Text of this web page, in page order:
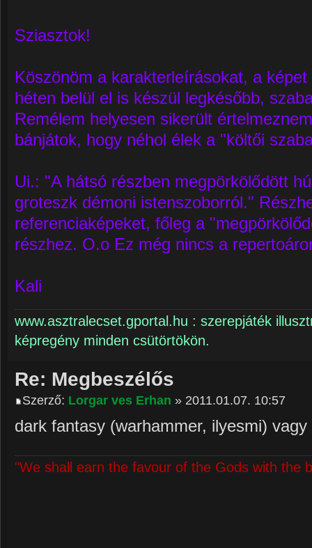
Sziasztok!
Köszönöm a karakterleírásokat, a
héten belül el is készül legkésőbb,
Remélem helyesen sikerült
bánjátok, hogy néhol élek a "költői
Ui.: "A hátsó részben megpörkölődött
groteszk démoni istenszoborról."
referenciaképeket, főleg a
részhez. O.o Ez még nincs a
Kali
www.asztralecset.gportal.hu : szerepjáték
képregény minden csütörtökön.
Re: Megbeszélős
Szerző: Lorgar ves Erhan » 2011.01.07. 10:57
dark fantasy (warhammer, ilyesmi)
"We shall earn the favour of the Gods with the